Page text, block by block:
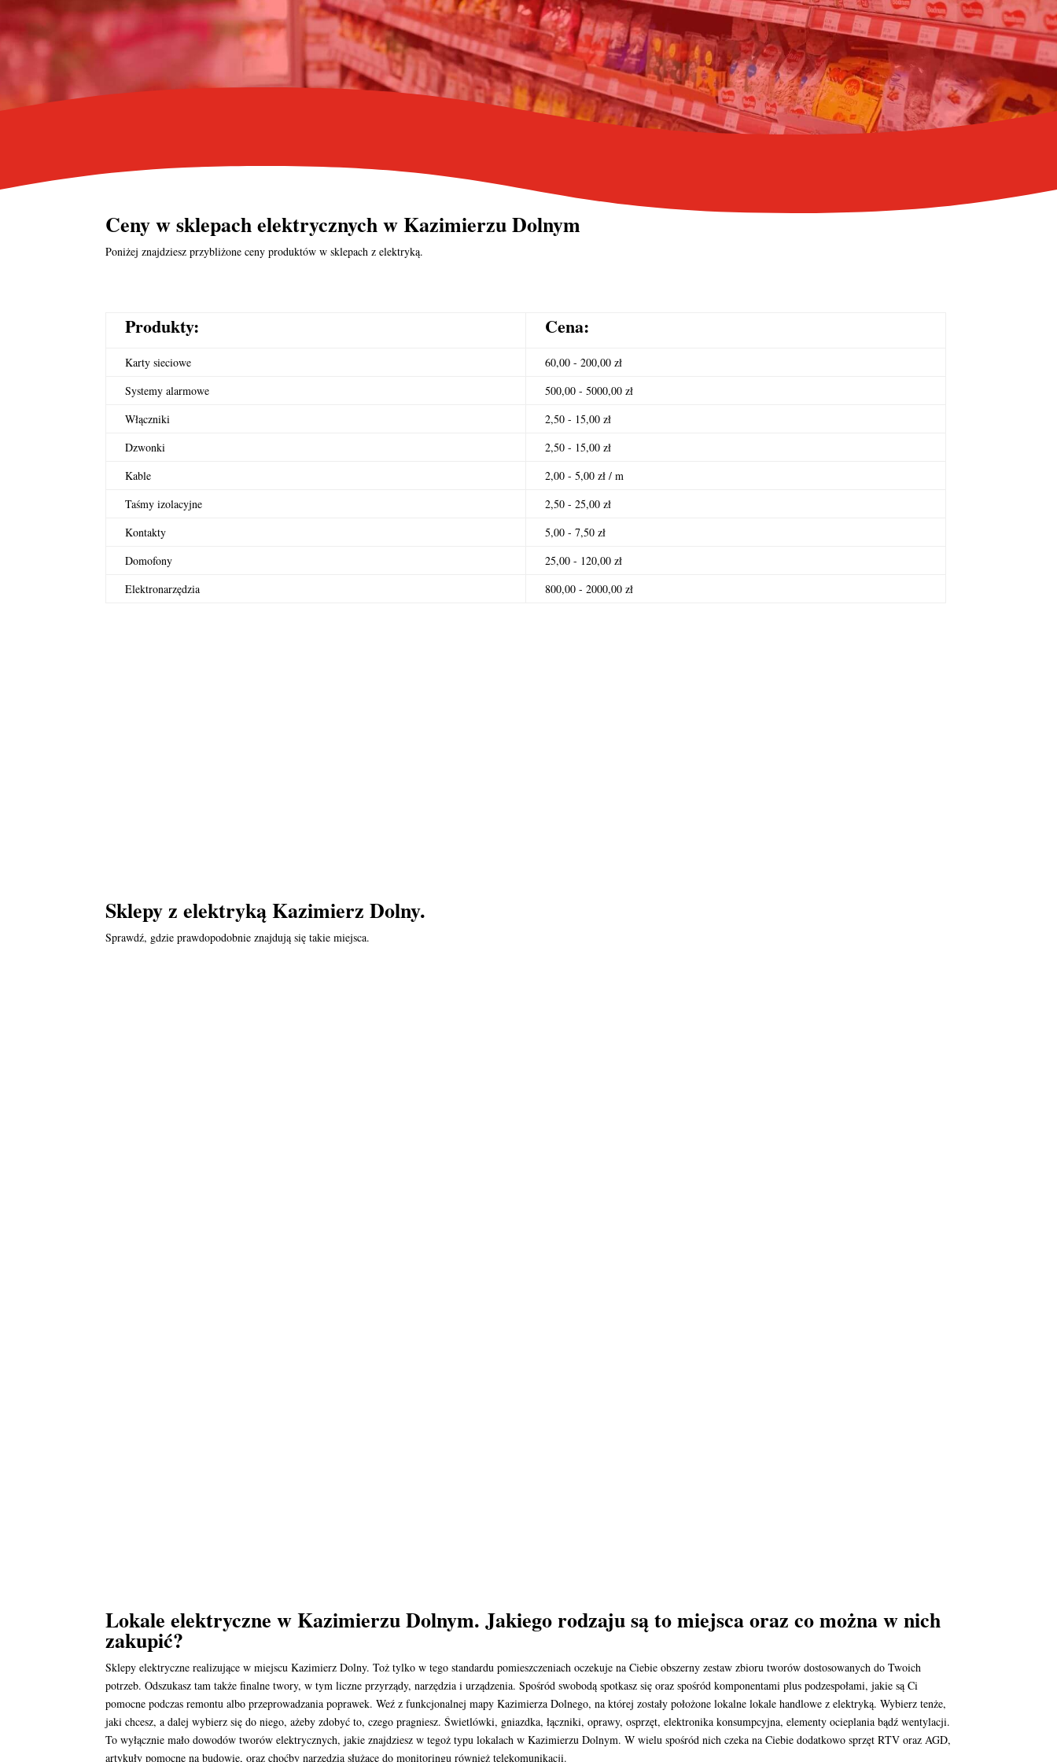
Ceny wsklepach elektrycznychw Kazimierzu Dolnym
Poniżej znajdziesz przybliżone ceny produktów w sklepach z elektryką.
Produkty: Cena:
Karty sieciowe
60,00 - 200,00 zł
Systemy alarmowe
500,00 - 5000,00 zł
Włączniki
2,50 - 15,00 zł
Dzwonki
2,50 - 15,00 zł
Kable
2,00 - 5,00 zł / m
Taśmy izolacyjne
2,50 - 25,00 zł
Kontakty
5,00 - 7,50 zł
Domofony
25,00 - 120,00 zł
Elektronarzędzia
800,00 - 2000,00 zł
Sklepy z elektryką Kazimierz Dolny.
Sprawdź, gdzie prawdopodobnie znajdują się takie miejsca.
Lokale elektryczne w Kazimierzu Dolnym. Jakiego rodzaju są to miejsca oraz co można w nich
zakupić?
Sklepy elektryczne realizujące w miejscu Kazimierz Dolny. Toż tylko w tego standardu pomieszczeniach oczekuje na Ciebie obszerny zestaw zbioru tworów dostosowanych do Twoich
potrzeb. Odszukasz tam także finalne twory, w tym liczne przyrządy, narzędzia i urządzenia. Spośród swobodą spotkasz się oraz spośród komponentami plus podzespołami, jakie są Ci
pomocne podczas remontu albo przeprowadzania poprawek. Weź z funkcjonalnej mapy Kazimierza Dolnego, na której zostały położone lokalne lokale handlowe z elektryką. Wybierz tenże,
jaki chcesz, a dalej wybierz się do niego, ażeby zdobyć to, czego pragniesz. Świetlówki, gniazdka, łączniki, oprawy, osprzęt, elektronika konsumpcyjna, elementy ocieplania bądź wentylacji.
To wyłącznie mało dowodów tworów elektrycznych, jakie znajdziesz w tegoż typu lokalach w Kazimierzu Dolnym. W wielu spośród nich czeka na Ciebie dodatkowo sprzęt RTV oraz AGD,
artykuły pomocne na budowie, oraz choćby narzędzia służące do monitoringu również telekomunikacji.